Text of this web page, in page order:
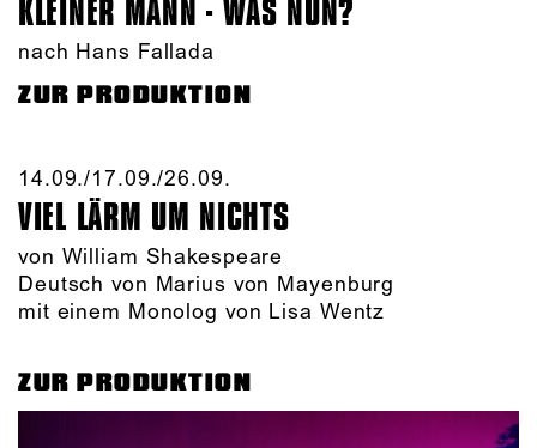
KLEINER MANN - WAS NUN?
nach Hans Fallada
ZUR PRODUKTION
14.09./​17.09./​26.09.​
VIEL LÄRM UM NICHTS
von William Shakespeare
Deutsch von Marius von Mayenburg
mit einem Monolog von Lisa Wentz
ZUR PRODUKTION